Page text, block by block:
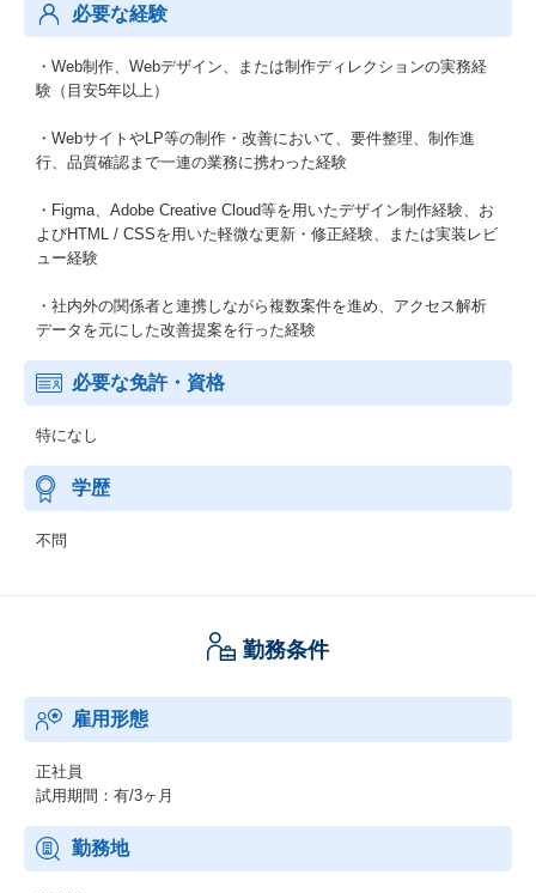
必要な経験
・Web制作、Webデザイン、または制作ディレクションの実務経
験（目安5年以上）
・WebサイトやLP等の制作・改善において、要件整理、制作進
行、品質確認まで一連の業務に携わった経験
・Figma、Adobe Creative Cloud等を用いたデザイン制作経験、お
よびHTML / CSSを用いた軽微な更新・修正経験、または実装レビ
ュー経験
・社内外の関係者と連携しながら複数案件を進め、アクセス解析
データを元にした改善提案を行った経験
必要な免許・資格
特になし
学歴
不問
勤務条件
雇用形態
正社員
試用期間：有/3ヶ月
勤務地